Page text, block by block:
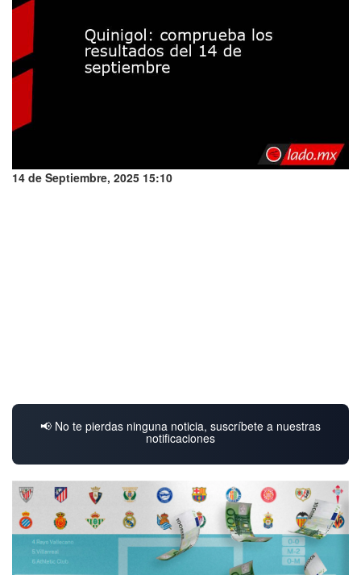
14 de Septiembre, 2025 15:10
📢 No te pierdas ninguna noticia, suscríbete a nuestras
notificaciones